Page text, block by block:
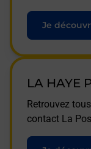
Je
LA HAYE
Retrouvez
contact La